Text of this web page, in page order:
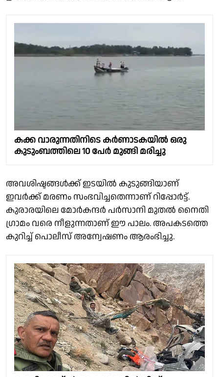
കക്ക വാരുന്നതിനിടെ കർണാടകയിൽ ഒരു
കുടുംബത്തിലെ 10 പേർ മുങ്ങി മരിച്ചു
അവശിഷ്ടങ്ങൾക്ക് ഇടയിൽ കുടുങ്ങിയാണ്
ഇവർക്ക് മരണം സംഭവിച്ചതെന്നാണ് റിപ്പോർട്ട്.
കുരാരയിലെ മോർകന്ദർ പർസാനി മുതൽ നൈതി
ഗ്രാമം വരെ നീളുന്നതാണ് ഈ പാലം. അപകടത്തെ
കുറിച്ച് പൊലീസ് അന്വേഷണം ആരംഭിച്ചു.